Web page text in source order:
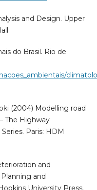
and Design. Upper
do Brasil. Rio de
(2004) Modelling road
The Highway
Paris: HDM
and
and
University Press.